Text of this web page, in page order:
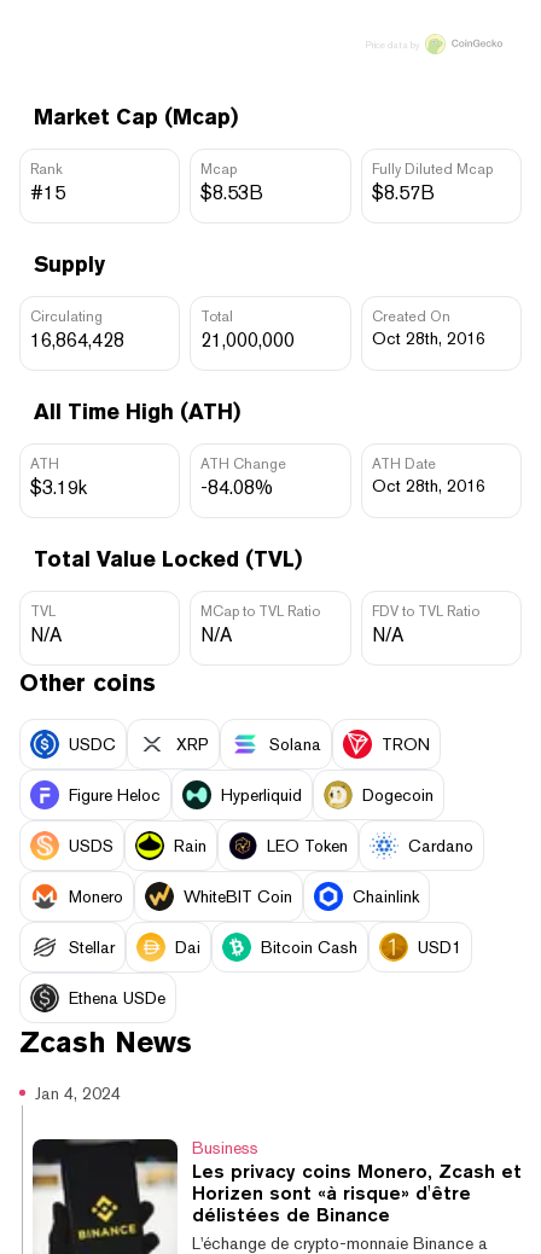
Market Cap (Mcap)
Rank
#15
Mcap
$8.53B
Fully Diluted Mcap
$8.57B
Supply
Circulating
16,864,428
Total
21,000,000
Created On
Oct 28th, 2016
All Time High (ATH)
ATH
$3.19k
ATH Change
-84.08%
ATH Date
Oct 28th, 2016
Total Value Locked (TVL)
TVL
N/A
MCap to TVL Ratio
N/A
FDV to TVL Ratio
N/A
Price data by
Other coins
USDC XRP Solana TRON
Figure Heloc Hyperliquid Dogecoin
USDS Rain LEO Token Cardano
Monero WhiteBIT Coin Chainlink
Stellar Dai Bitcoin Cash USD1
Ethena USDe
Zcash News
Jan 4, 2024
Business
Les privacy coins Monero, Zcash et
Horizen sont «à risque» d'être
délistées de Binance
L'échange de crypto-monnaie Binance a